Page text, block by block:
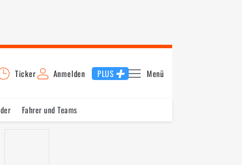
Ticker Anmelden PLUS Menü
Fahrer und Teams